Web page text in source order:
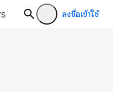
ลงชื่อเข้าใช้